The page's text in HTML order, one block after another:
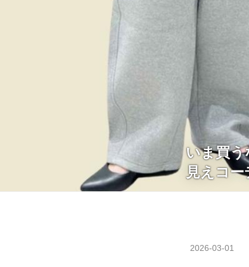
いま買
見えコー
2026-03-01